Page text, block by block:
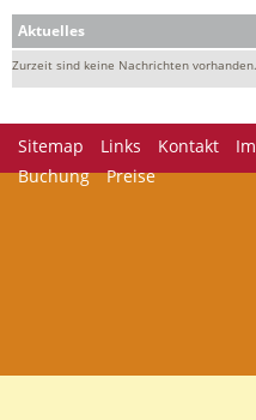
Aktuelles
Zurzeit sind keine Nachrichten vorhanden.
Navigation
überspringen
Sitemap Links Kontakt
Buchung
Preise